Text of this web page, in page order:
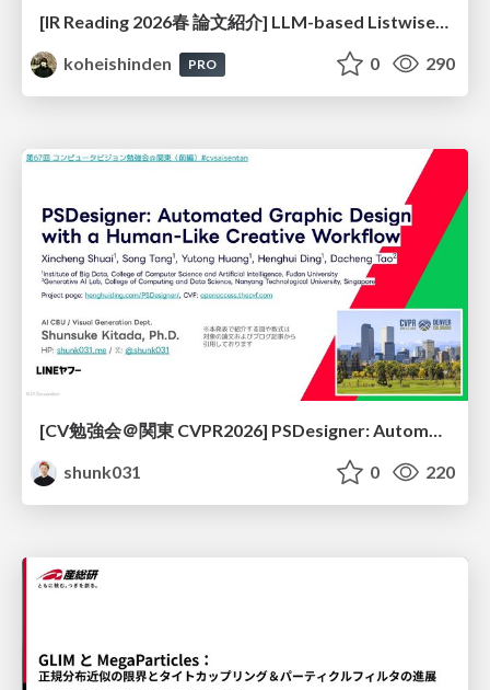
[IR Reading 2026春 論文紹介] LLM-based Listwise Reranking under the Effect of Positional Bias (ECIR 2026) /IR-Reading-2026-Spring
koheishinden
PRO 0 290
shunk031
0 220